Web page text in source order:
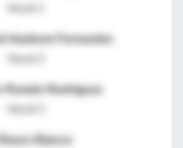
Hasbum Fernandez
Román Rodríguez
Blanco